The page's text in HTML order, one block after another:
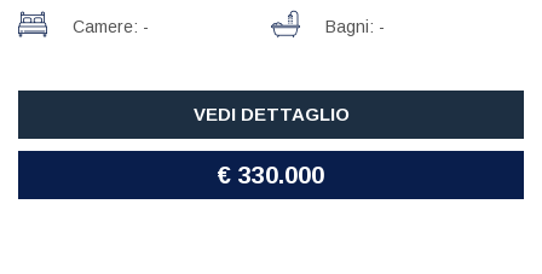
Camere: - Bagni: -
VEDI DETTAGLIO
€ 330.000